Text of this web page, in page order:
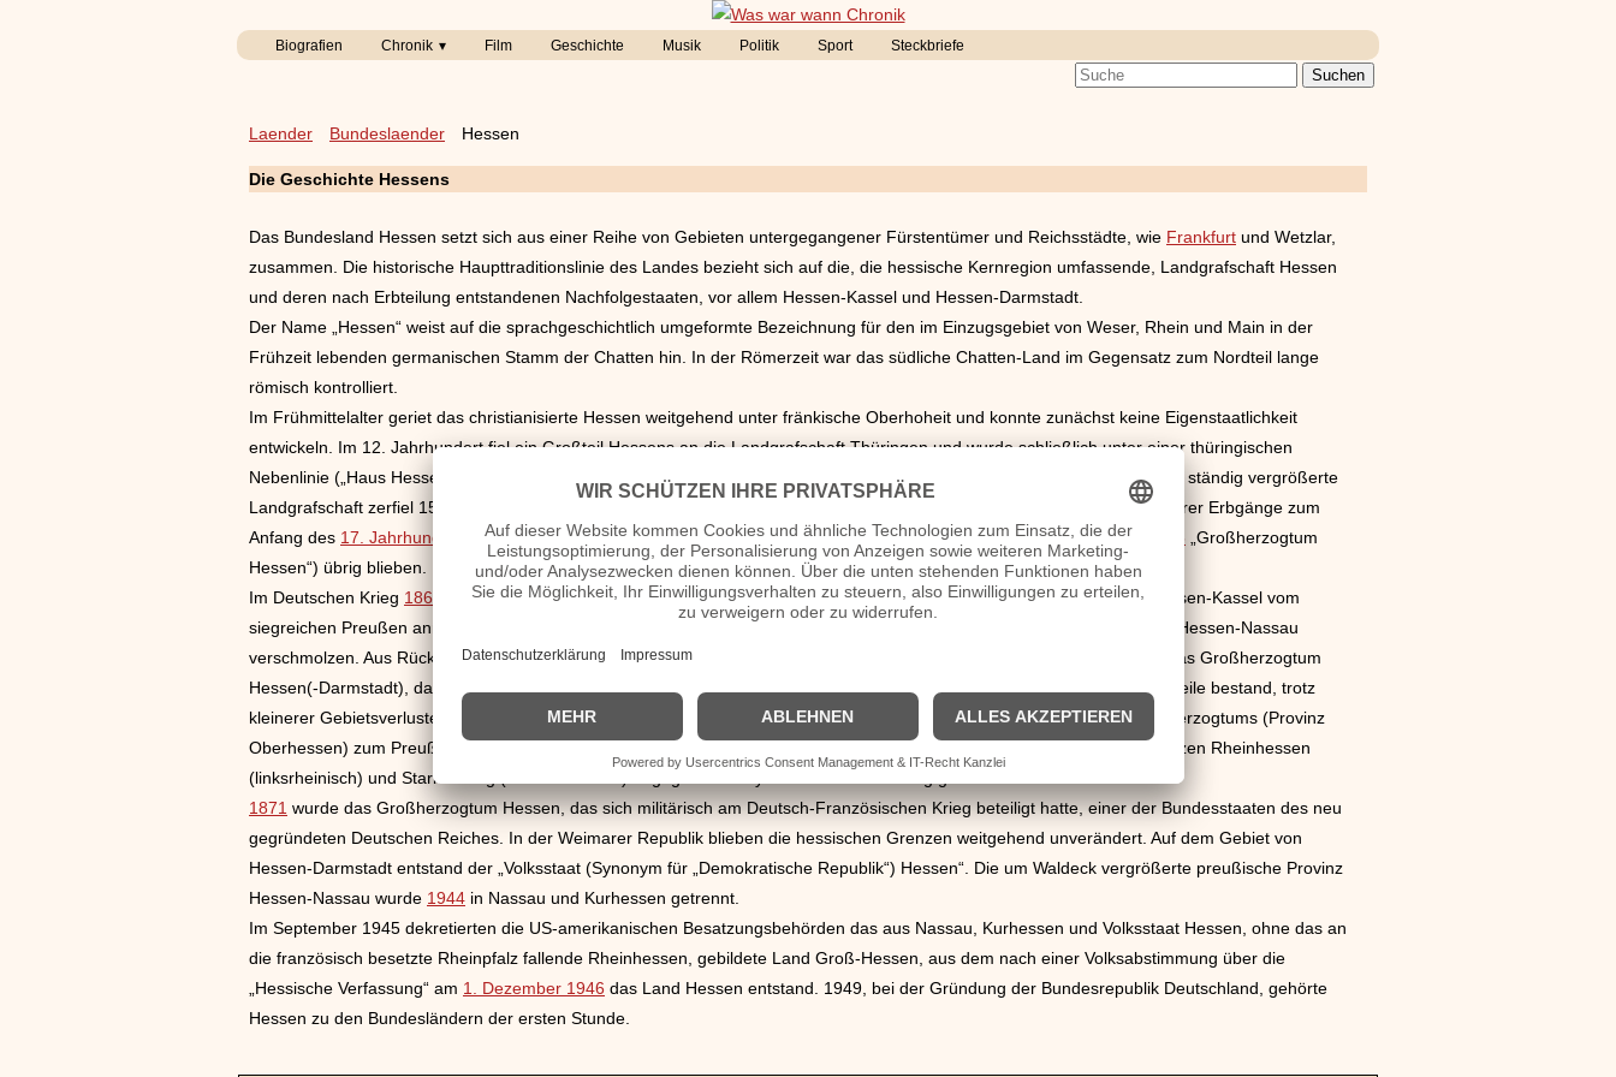
Biografien Chronik Film Geschichte Musik Politik Sport Steckbriefe
Laender Bundeslaender Hessen
Die Geschichte Hessens
Das Bundesland Hessen setzt sich aus einer Reihe von Gebieten untergegangener Fürstentümer und Reichsstädte, wie Frankfurt und Wetzlar,
zusammen. Die historische Haupttraditionslinie des Landes bezieht sich auf die, die hessische Kernregion umfassende, Landgrafschaft Hessen
und deren nach Erbteilung entstandenen Nachfolgestaaten, vor allem Hessen-Kassel und Hessen-Darmstadt.
Der Name „Hessen“ weist auf die sprachgeschichtlich umgeformte Bezeichnung für den im Einzugsgebiet von Weser, Rhein und Main in der
Frühzeit lebenden germanischen Stamm der Chatten hin. In der Römerzeit war das südliche Chatten-Land im Gegensatz zum Nordteil lange
römisch kontrolliert.
Im Frühmittelalter geriet das christianisierte Hessen weitgehend unter fränkische Oberhoheit und konnte zunächst keine Eigenstaatlichkeit
entwickeln. Im 12. Jahrhundert fiel ein Großteil Hessens an die Landgrafschaft Thüringen und wurde schließlich unter einer thüringischen
Nebenlinie („Haus Hessen“) im 13. Jahrhundert zu einer eigenständigen, reichsunmittelbaren Landgrafschaft. Die territorial ständig vergrößerte
Landgrafschaft zerfiel 1567 im Zuge eines „Vierbrüderteilung“ genannten Erbgangs in vier Teile, von denen als Folge weiterer Erbgänge zum
Anfang des 17. Jahrhunderts das (nördliche) Hessen-Kassel („Kurhessen“) und das (südliche) Hessen-Darmstadt (ab 1806
„Großherzogtum
Hessen“) übrig blieben. Beide hessischen Staaten wurden von Linien des Hauses Hessen regiert.
Im Deutschen Krieg 1866
standen beide hessische Staaten auf Seite des Kriegsverlierers Österreich. Als Folge wurde Hessen-Kassel vom
siegreichen Preußen annektiert und zusammen mit den ebenfalls einverleibten Staaten Nassau und Frankfurt zur Provinz Hessen-Nassau
verschmolzen. Aus Rücksicht auf die dynastischen Verbindungen des Darmstädter Großherzogs zum Zarenthron behielt das Großherzogtum
Hessen(-Darmstadt), das im Wesentlichen aus zwei durch preußisch-hessisch-nassauische Territorien getrennten Landesteile bestand, trotz
kleinerer Gebietsverluste seine Unabhängigkeit. Als Kuriosum der staatlichen Neuordnung gehörte der Nordteil des Großherzogtums (Provinz
Oberhessen) zum Preußen dominierten Norddeutschen Bund (1866/67-1871), die südlich der Main-Linie liegenden Provinzen Rheinhessen
(linksrheinisch) und Starkenburg (rechtsrheinisch) dagegen wie Bayern oder Württemberg gehörten nicht dazu.
1871 wurde das Großherzogtum Hessen, das sich militärisch am Deutsch-Französischen Krieg beteiligt hatte, einer der Bundesstaaten des neu
gegründeten Deutschen Reiches. In der Weimarer Republik blieben die hessischen Grenzen weitgehend unverändert. Auf dem Gebiet von
Hessen-Darmstadt entstand der „Volksstaat (Synonym für „Demokratische Republik“) Hessen“. Die um Waldeck vergrößerte preußische Provinz
Hessen-Nassau wurde 1944 in Nassau und Kurhessen getrennt.
Im September 1945 dekretierten die US-amerikanischen Besatzungsbehörden das aus Nassau, Kurhessen und Volksstaat Hessen, ohne das an
die französisch besetzte Rheinpfalz fallende Rheinhessen, gebildete Land Groß-Hessen, aus dem nach einer Volksabstimmung über die
„Hessische Verfassung“ am 1. Dezember 1946 das Land Hessen entstand. 1949, bei der Gründung der Bundesrepublik Deutschland, gehörte
Hessen zu den Bundesländern der ersten Stunde.